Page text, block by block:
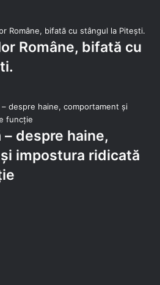
Române, bifată cu
– despre haine,
impostura ridicată